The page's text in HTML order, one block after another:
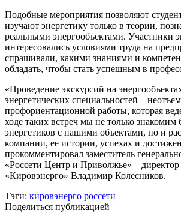
Подобные мероприятия позволяют
изучают энергетику только в теории,
реальными энергообъектами. Участники
интересовались условиями труда на
спрашивали, какими знаниями и
обладать, чтобы стать успешным в
«Проведение экскурсий на
энергетических специальностей –
профориентационной работы, которая
ходе таких встреч мы не только знакомим
энергетиков с нашими объектами, но и
компании, ее истории, успехах и
прокомментировал заместитель
«Россети Центр и Приволжье» –
«Кировэнерго» Владимир Колесников.
Тэги: кировэнерго россети
Поделиться публикацией